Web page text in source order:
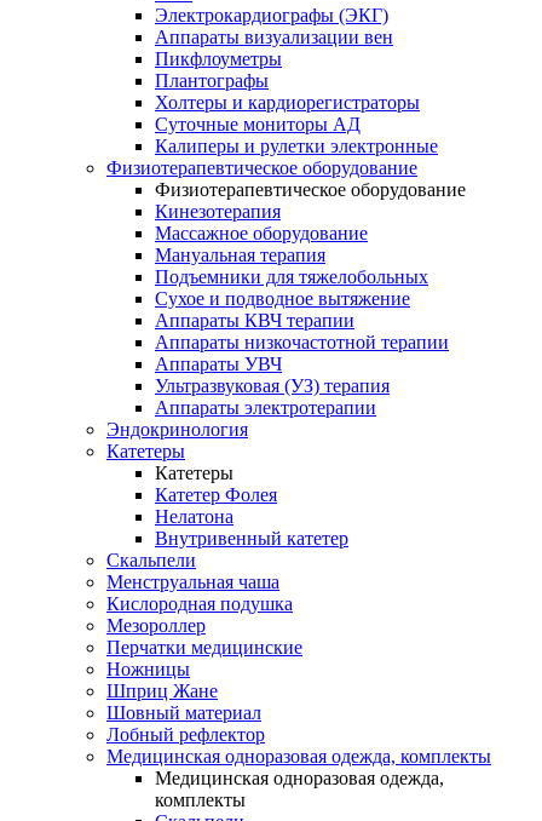
Электрокардиографы (ЭКГ)
Аппараты визуализации вен
Пикфлоуметры
Плантографы
Холтеры и кардиорегистраторы
Суточные мониторы АД
Калиперы и рулетки электронные
Физиотерапевтическое оборудование
Физиотерапевтическое оборудование
Кинезотерапия
Массажное оборудование
Мануальная терапия
Подъемники для тяжелобольных
Сухое и подводное вытяжение
Аппараты КВЧ терапии
Аппараты низкочастотной терапии
Аппараты УВЧ
Ультразвуковая (УЗ) терапия
Аппараты электротерапии
Эндокринология
Катетеры
Катетеры
Катетер Фолея
Нелатона
Внутривенный катетер
Скальпели
Менструальная чаша
Кислородная подушка
Мезороллер
Перчатки медицинские
Ножницы
Шприц Жане
Шовный материал
Лобный рефлектор
Медицинская одноразовая одежда, комплекты
Медицинская одноразовая одежда,
комплекты